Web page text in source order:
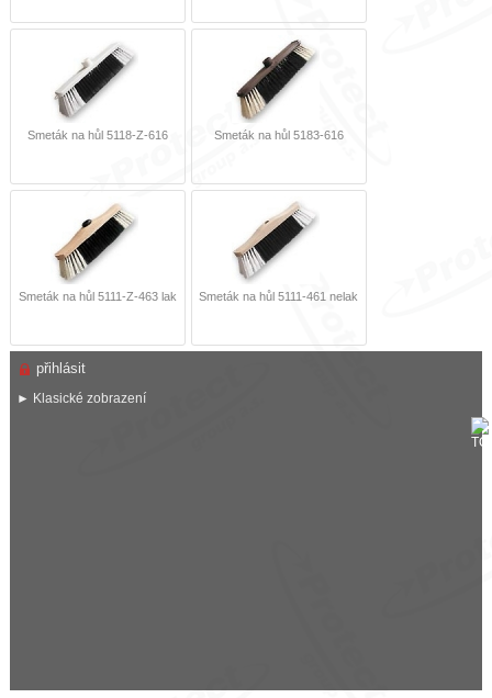
Smeták na hůl 5118-Z-616 Smeták na hůl 5183-616
Smeták na hůl 5111-Z-463 lak Smeták na hůl 5111-461 nelak